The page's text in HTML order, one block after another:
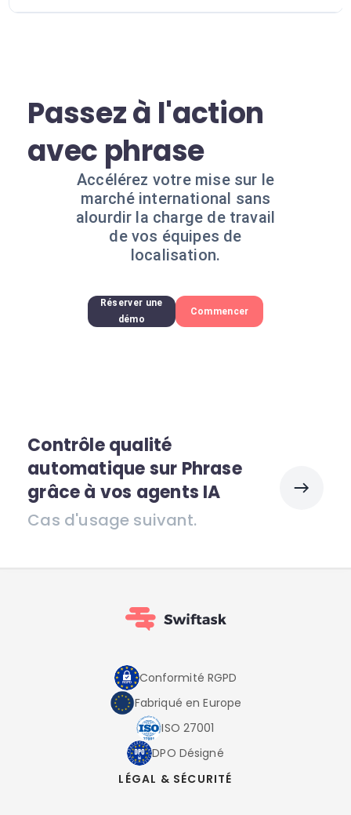
Passez à l'action
avec phrase
Accélérez votre mise sur le
marché international sans
alourdir la charge de travail
de vos équipes de
localisation.
Réserver une
démo
Commencer
Contrôle qualité
automatique sur Phrase
grâce à vos agents IA
Cas d'usage suivant.
Conformité RGPD
Fabriqué en Europe
ISO 27001
DPO Désigné
LÉGAL & SÉCURITÉ